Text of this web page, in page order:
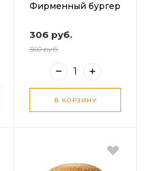
Фирменный бургер
306 руб.
360 руб.
В КОРЗИНУ